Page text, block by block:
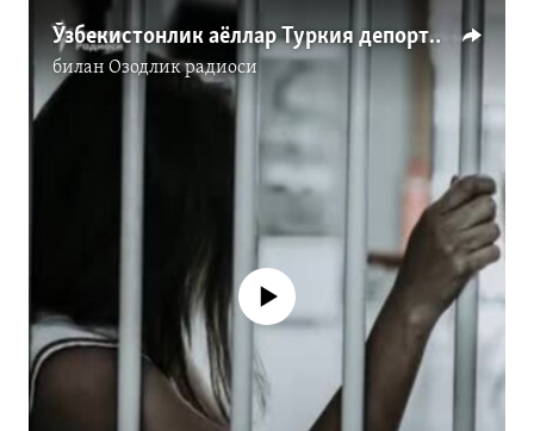
Ўзбекистонлик аёллар Туркия депортация марказидаги оғир шароитлардан шикоят қилишмоқда
билан Озодлик радиоси
Айни дамда медиа-манба мавжуд
эмас